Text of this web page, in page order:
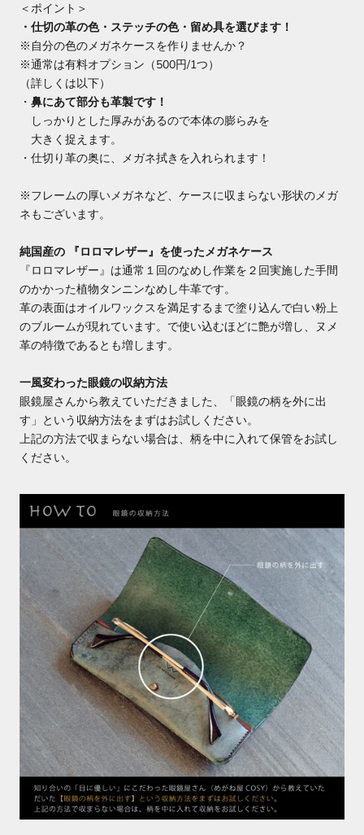
＜ポイント＞
・ 仕切の革の色・ステッチの色・留め具を選びます！
※自分の色のメガネケースを作りませんか？
※通常は有料オプション（500円/1つ）
（詳しくは以下）
・ 鼻にあて部分も革製です！
しっかりとした厚みがあるので本体の膨らみを
大きく捉えます。
・仕切り革の奥に、メガネ拭きを入れられます！
※フレームの厚いメガネなど、ケースに収まらない形状のメガ
ネもございます。
純国産の 『ロロマレザー』 を使ったメガネケース
『ロロマレザー』 は通常１回のなめし作業を２回実施した手間
のかかった植物タンニンなめし牛革です。
革の表面はオイルワックスを満足するまで塗り込んで白い粉上
のブルームが現れています。で使い込むほどに艶が増し、ヌメ
革の特徴であるとも増します。
一風変わった眼鏡の収納方法
眼鏡屋さんから教えていただきました、「眼鏡の柄を外に出
す」という収納方法をまずはお試しください。
上記の方法で収まらない場合は、柄を中に入れて保管をお試し
ください。